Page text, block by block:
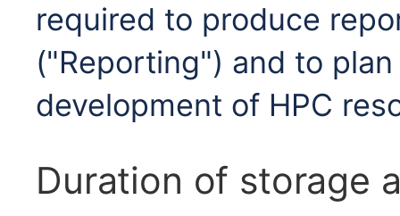
required to produce
("Reporting") and to
development of HPC
Duration of storage